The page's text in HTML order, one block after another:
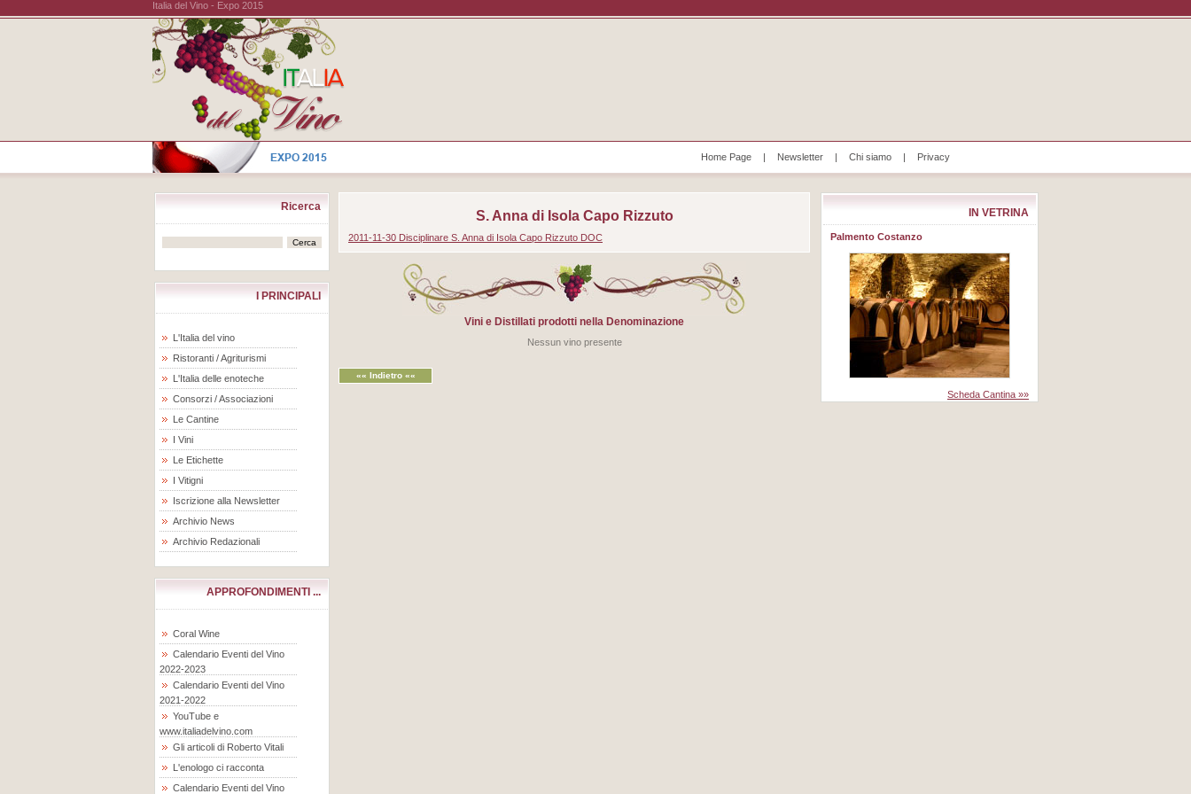
Italia del Vino - Expo 2015
Home Page | Newsletter | Chi siamo | Privacy
Ricerca
I PRINCIPALI
L'Italia del vino
Ristoranti / Agriturismi
L'Italia delle enoteche
Consorzi / Associazioni
Le Cantine
I Vini
Le Etichette
I Vitigni
Iscrizione alla Newsletter
Archivio News
Archivio Redazionali
APPROFONDIMENTI ...
Coral Wine
Calendario Eventi del Vino
2022-2023
Calendario Eventi del Vino
2021-2022
YouTube e
www.italiadelvino.com
Gli articoli di Roberto Vitali
L'enologo ci racconta
Calendario Eventi del Vino
S. Anna di Isola Capo Rizzuto
2011-11-30 Disciplinare S. Anna di Isola Capo Rizzuto DOC
Vini e Distillati prodotti nella Denominazione
Nessun vino presente
«« Indietro ««
IN VETRINA
Palmento Costanzo
Scheda Cantina »»